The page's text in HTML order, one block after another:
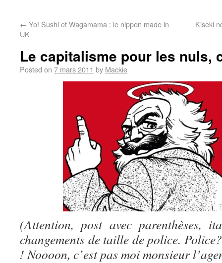
← Yo! Sushi et Wagamama : le nippon made in
UK
Kiseki
Le capitalisme pour les nuls,
Posted on 7 mars 2011 by Mackie
(Attention, post avec parenthèses,
changements de taille de police.
! Noooon, c’est pas moi monsieur